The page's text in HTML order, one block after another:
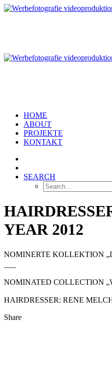
HOME
ABOUT
PROJEKTE
KONTAKT
SEARCH
YEAR 2012
NOMINERTE KOLLEKTION
NOMINATED COLLECTION
HAIRDRESSER: RENE
Share